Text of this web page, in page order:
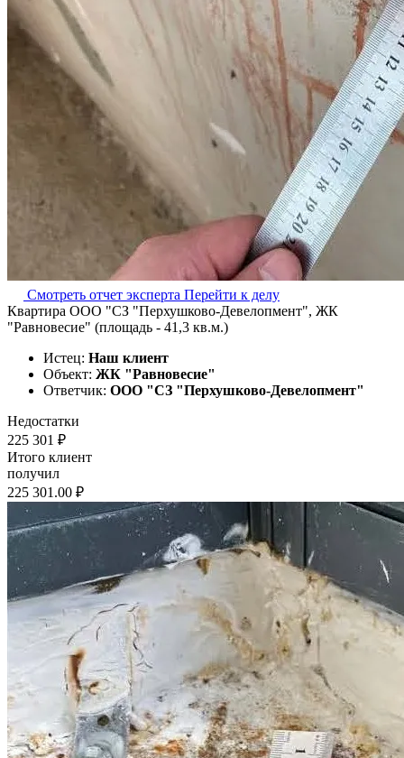
Смотреть отчет эксперта Перейти к делу
Квартира ООО "СЗ "Перхушково-Девелопмент", ЖК
"Равновесие" (площадь - 41,3 кв.м.)
Истец: Наш клиент
Объект: ЖК "Равновесие"
Ответчик: ООО "СЗ "Перхушково-Девелопмент"
Недостатки
225 301 ₽
Итого клиент
получил
225 301.00 ₽
Наша судебная практика по спорам о
качестве отделки с застройщиками
Спор о качестве строительства (ЖК "Равновесие")
Дело выиграно
Всего взыскано
261 180 руб.
Спор о качестве строительства (ЖК "Митино-парк")
Дело выиграно
Всего взыскано